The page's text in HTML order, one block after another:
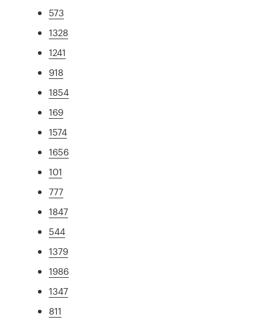
573
1328
1241
918
1854
169
1574
1656
101
777
1847
544
1379
1986
1347
811